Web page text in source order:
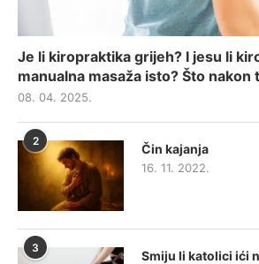
Je li kiropraktika grijeh? I jesu li
manualna masaža isto? Što nakon
08. 04. 2025.
2
Čin kajanja
16. 11. 2022.
3
Smiju li katolici ići